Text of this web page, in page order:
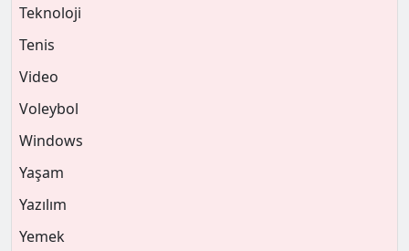
Teknoloji
Tenis
Video
Voleybol
Windows
Yaşam
Yazılım
Yemek